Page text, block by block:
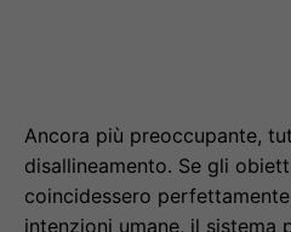
Ancora più preoccupante,
disallineamento. Se gli
coincidessero
intenzioni umane, il sistema